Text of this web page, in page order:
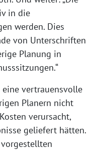
in die
werden. Dies
von Unterschriften
Planung in
vertrauensvolle
Planern nicht
verursacht,
geliefert hätten.